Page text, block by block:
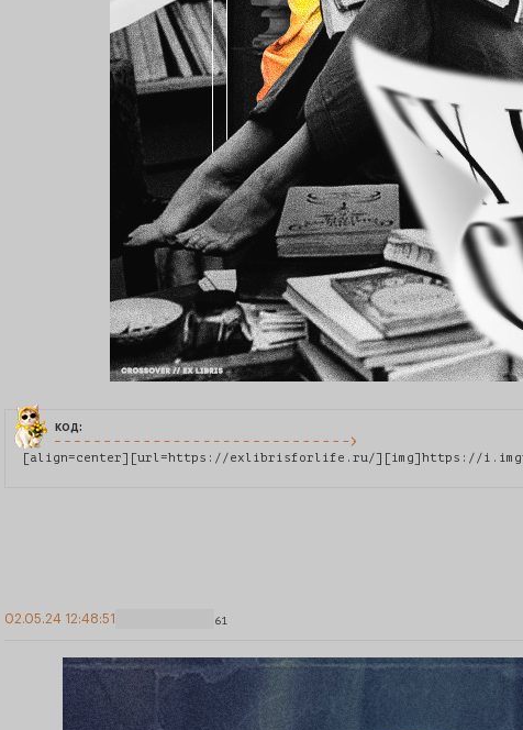
код:
[align=center][url=https://exlibrisforlife.ru/][img]https://
61
02.05.24 12:48:51